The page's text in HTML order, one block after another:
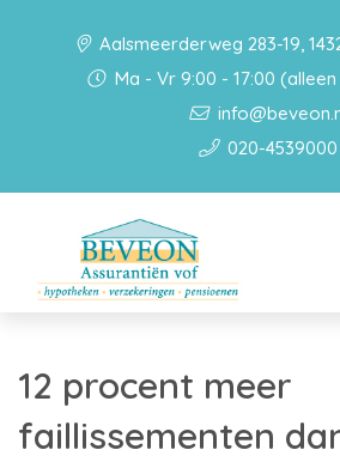
Aalsmeerderweg 283-19,
Ma - Vr 9:00 - 17:00
020-4539000
12 procent meer
faillissementen